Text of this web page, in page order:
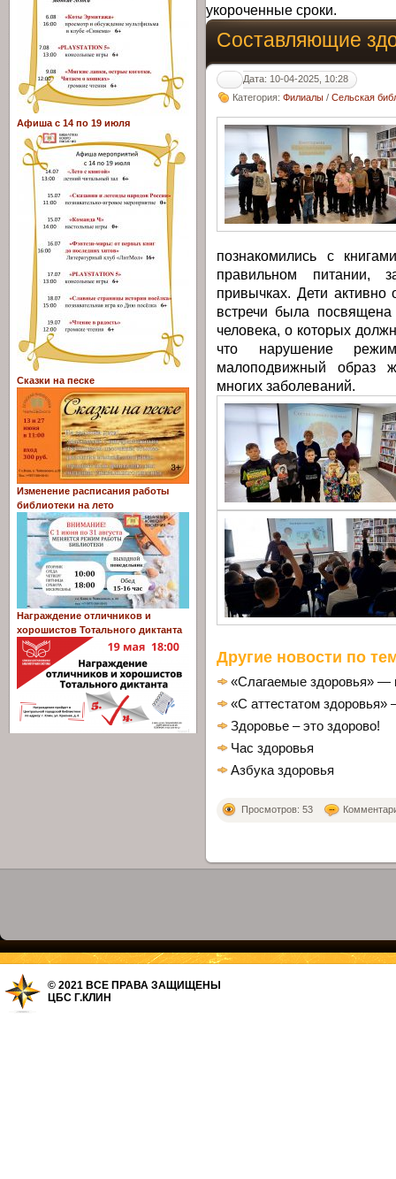
укороченные сроки.
Составляющие
Дата: 10-04-2025, 10:28
Категория: Филиалы / Сельская
познакомились с
правильном питании,
привычках. Дети активно
встречи была
человека, о которых
что нарушение
малоподвижный образ
многих заболеваний.
Другие новости по
«Слагаемые здоровья» —
«С аттестатом здоровья»
Здоровье – это здорово!
Час здоровья
Азбука здоровья
Просмотров: 53
Афиша с 14 по 19 июля
Сказки на песке
Изменение расписания работы
библиотеки на лето
Награждение отличников и
хорошистов Тотального диктанта
© 2021 ВСЕ ПРАВА ЗАЩИЩЕНЫ
ЦБС Г.КЛИН